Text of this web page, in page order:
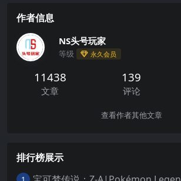
作者信息
NS头号玩家
等级 永久会员
11438
文章
139
评论
查看作者其他文章
排行榜展示